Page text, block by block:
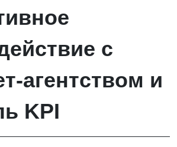
с
агентством и
KPI